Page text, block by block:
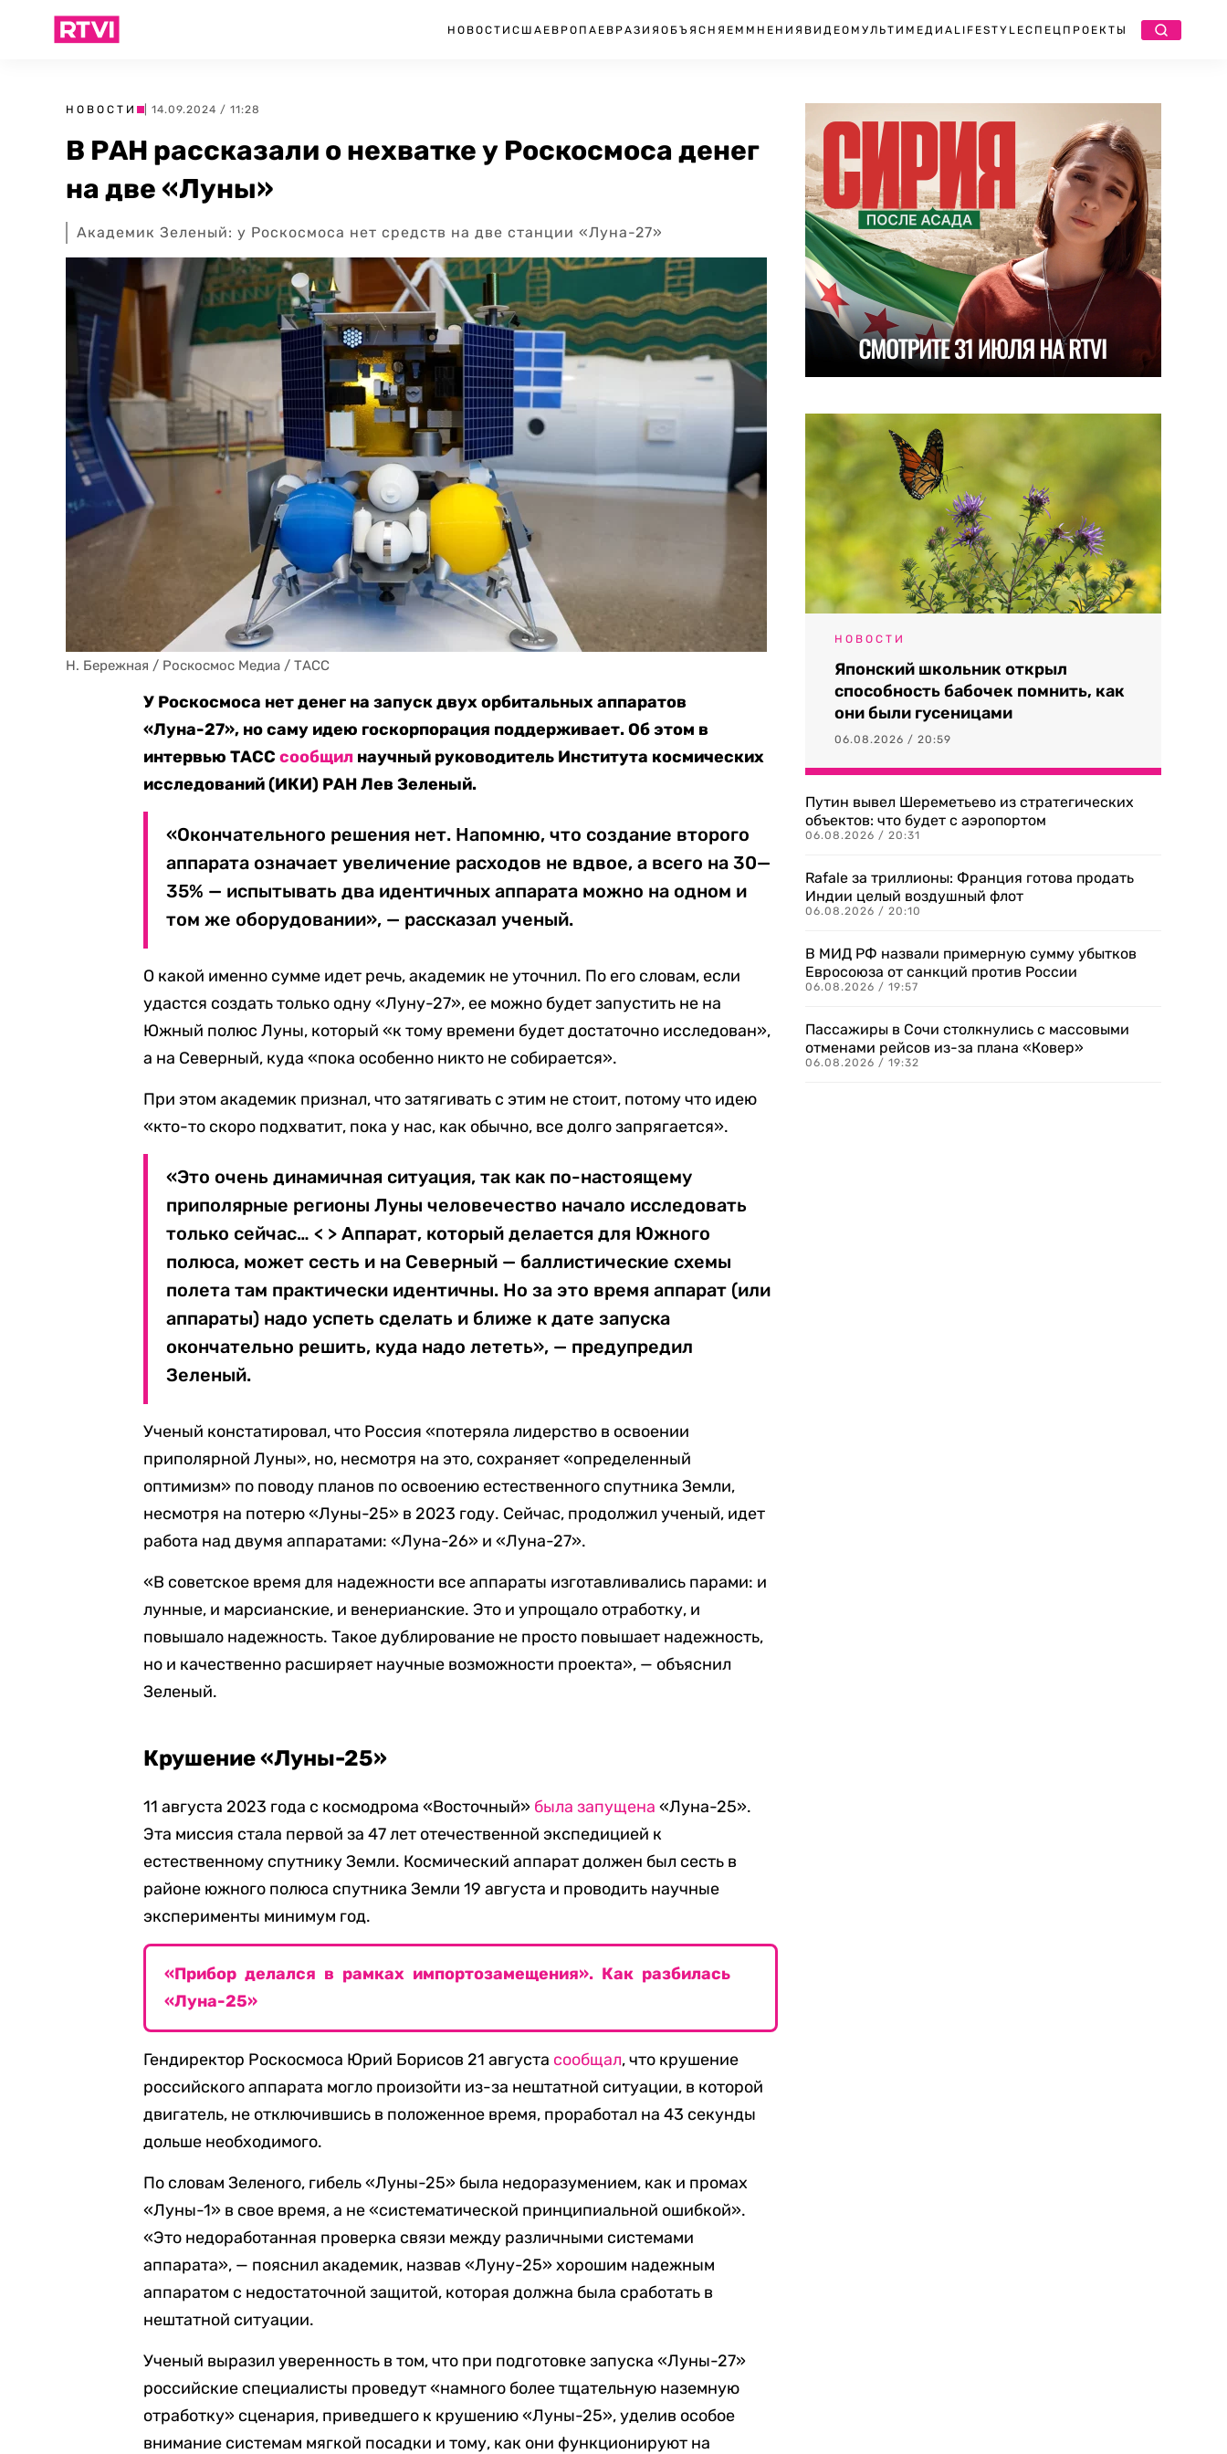
НОВОСТИ США ЕВРОПА ЕВРАЗИЯ ОБЪЯСНЯЕМ МНЕНИЯ ВИДЕО МУЛЬТИМЕДИА LIFESTYLEСПЕЦПРОЕКТЫ
НОВОСТИ | 14.09.2024 / 11:28
В РАН рассказали о нехватке у Роскосмоса денег
на две «Луны»
Академик Зеленый: у Роскосмоса нет средств на две станции «Луна-27»
Н. Бережная / Роскосмос Медиа / ТАСС
У Роскосмоса нет денег на запуск двух орбитальных аппаратов
«Луна-27», но саму идею госкорпорация поддерживает. Об этом в
интервью ТАССсообщил научный руководитель Института космических
исследований (ИКИ) РАН Лев Зеленый.
«Окончательного решения нет. Напомню, что создание второго
аппарата означает увеличение расходов не вдвое, а всего на 30—
35% — испытывать два идентичных аппарата можно на одном и
том же оборудовании», — рассказал ученый.
О какой именно сумме идет речь, академик не уточнил. По его словам, если
удастся создать только одну «Луну-27», ее можно будет запустить не на
Южный полюс Луны, который «к тому времени будет достаточно исследован»,
а на Северный, куда «пока особенно никто не собирается».
При этом академик признал, что затягивать с этим не стоит, потому что идею
«кто-то скоро подхватит, пока у нас, как обычно, все долго запрягается».
«Это очень динамичная ситуация, так как по-настоящему
приполярные регионы Луны человечество начало исследовать
только сейчас… < > Аппарат, который делается для Южного
полюса, может сесть и на Северный — баллистические схемы
полета там практически идентичны. Но за это время аппарат (или
аппараты) надо успеть сделать и ближе к дате запуска
окончательно решить, куда надо лететь», — предупредил
Зеленый.
Ученый констатировал, что Россия «потеряла лидерство в освоении
приполярной Луны», но, несмотря на это, сохраняет «определенный
оптимизм» по поводу планов по освоению естественного спутника Земли,
несмотря на потерю «Луны-25» в 2023 году. Сейчас, продолжил ученый, идет
работа над двумя аппаратами: «Луна-26» и «Луна-27».
«В советское время для надежности все аппараты изготавливались парами: и
лунные, и марсианские, и венерианские. Это и упрощало отработку, и
повышало надежность. Такое дублирование не просто повышает надежность,
но и качественно расширяет научные возможности проекта», — объяснил
Зеленый.
Крушение «Луны-25»
11 августа 2023 года с космодрома «Восточный» была запущена «Луна-25».
Эта миссия стала первой за 47 лет отечественной экспедицией к
естественному спутнику Земли. Космический аппарат должен был сесть в
районе южного полюса спутника Земли 19 августа и проводить научные
эксперименты минимум год.
«Прибор делался в рамках импортозамещения». Как разбилась
«Луна-25»
Гендиректор Роскосмоса Юрий Борисов 21 августа сообщал, что крушение
российского аппарата могло произойти из-за нештатной ситуации, в которой
двигатель, не отключившись в положенное время, проработал на 43 секунды
дольше необходимого.
По словам Зеленого, гибель «Луны-25» была недоразумением, как и промах
«Луны-1» в свое время, а не «систематической принципиальной ошибкой».
«Это недоработанная проверка связи между различными системами
аппарата», — пояснил академик, назвав «Луну-25» хорошим надежным
аппаратом с недостаточной защитой, которая должна была сработать в
нештатной ситуации.
Ученый выразил уверенность в том, что при подготовке запуска «Луны-27»
российские специалисты проведут «намного более тщательную наземную
отработку» сценария, приведшего к крушению «Луны-25», уделив особое
внимание системам мягкой посадки и тому, как они функционируют на
НОВОСТИ
Японский школьник открыл
способность бабочек помнить, как
они были гусеницами
06.08.2026 / 20:59
Путин вывел Шереметьево из стратегических
объектов: что будет с аэропортом
06.08.2026 / 20:31
Rafale за триллионы: Франция готова продать
Индии целый воздушный флот
06.08.2026 / 20:10
В МИД РФ назвали примерную сумму убытков
Евросоюза от санкций против России
06.08.2026 / 19:57
Пассажиры в Сочи столкнулись с массовыми
отменами рейсов из-за плана «Ковер»
06.08.2026 / 19:32